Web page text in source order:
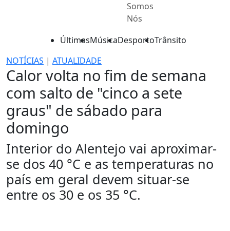
Somos
Nós
ÚltimasMúsicaDesportoTrânsito
NOTÍCIAS | ATUALIDADE
Calor volta no fim de semana
com salto de "cinco a sete
graus" de sábado para
domingo
Interior do Alentejo vai aproximar-
se dos 40 °C e as temperaturas no
país em geral devem situar-se
entre os 30 e os 35 °C.